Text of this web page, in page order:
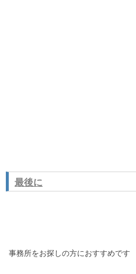
最後に
事務所をお探しの方におすすめです